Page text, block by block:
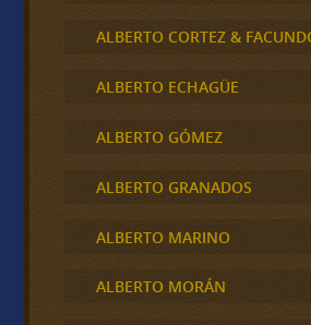
ALBERTO CORTEZ &
ALBERTO ECHAGÜE
ALBERTO GÓMEZ
ALBERTO GRANADOS
ALBERTO MARINO
ALBERTO MORÁN